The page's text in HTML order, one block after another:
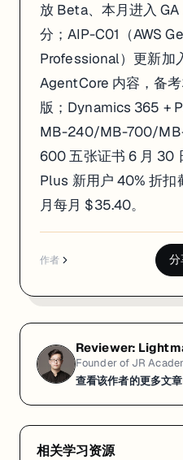
放 Beta、本月进入
分；AIP-C01（AWS
Professional）更新加
AgentCore 内容，备
版；Dynamics 365 +
MB-240/MB-700/
600 五张证书 6 月 30
Plus 新用户 40% 折扣
月每月 $35.40。
作者 分
Reviewer:
Founder of JR
查看该作者的更多文
相关学习资源